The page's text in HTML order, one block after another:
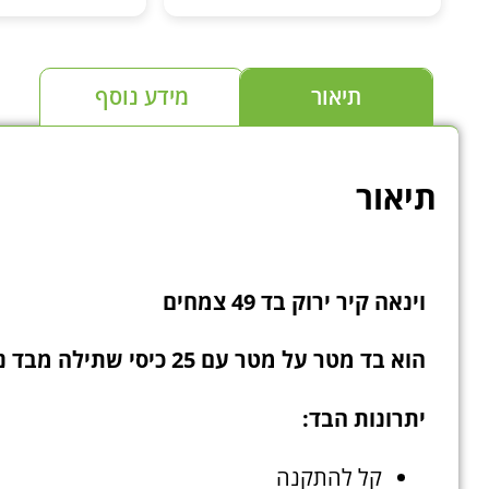
ולא אצל צד שלישי. ממליץ לעקוב
ולראות למי שמתעניין בצמחים
ובטכנולוגיה לגידול צמחים
תיאור מידע נוסף
תיאור
וינאה קיר ירוק בד 49 צמחים
הוא בד מטר על מטר עם 25 כיסי שתילה מבד נושם מיוחד לגידול צמחים.
יתרונות הבד:
קל להתקנה